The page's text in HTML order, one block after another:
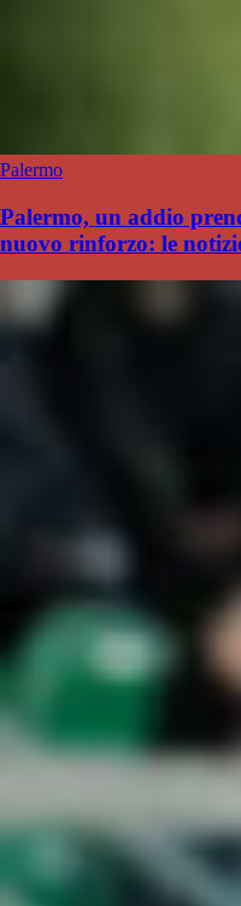
Palermo
Palermo, un addio
nuovo rinforzo: le